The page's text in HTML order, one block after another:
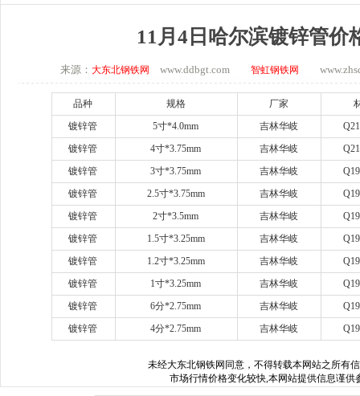
11月4日哈尔滨镀锌管价
来源：大东北钢铁网 www.ddbgt.com智虹钢铁网
品种 规格 厂家
镀锌管
5寸*4.0mm 吉林华岐
镀锌管
4寸*3.75mm 吉林华岐
镀锌管
3寸*3.75mm 吉林华岐
镀锌管
2.5寸*3.75mm 吉林华岐
镀锌管
2寸*3.5mm 吉林华岐
镀锌管
1.5寸*3.25mm 吉林华岐
镀锌管
1.2寸*3.25mm 吉林华岐
镀锌管
1寸*3.25mm 吉林华岐
镀锌管
6分*2.75mm 吉林华岐
镀锌管
4分*2.75mm 吉林华岐
未经大东北钢铁网 同意，不得转载本网站之所有
市场行情价格变化较快,本网站提供信息谨供